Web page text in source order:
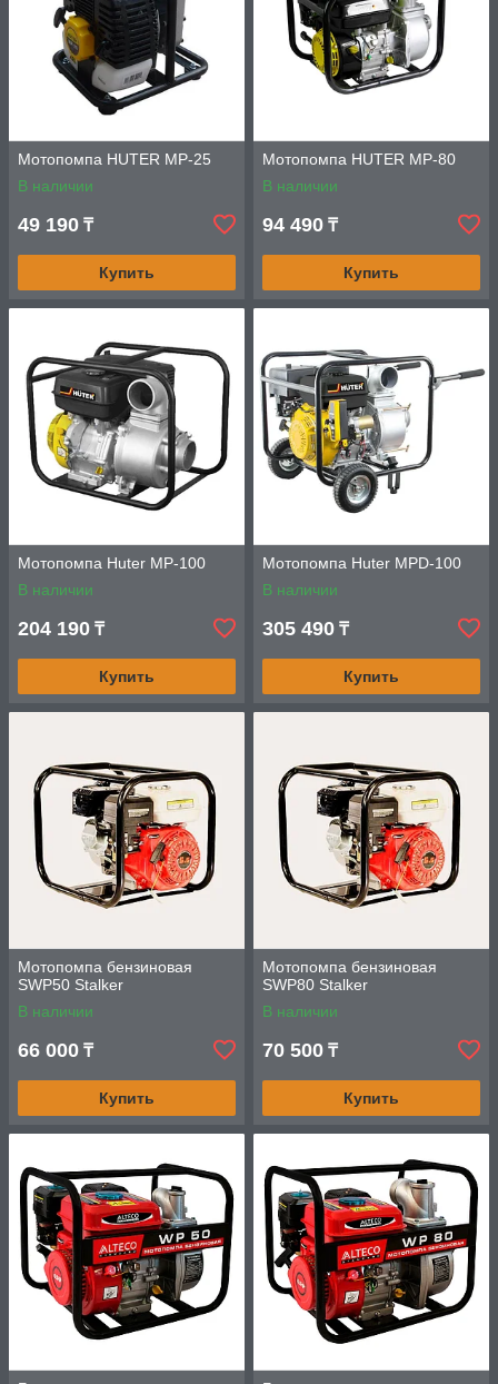
Мотопомпа HUTER MP-25
В наличии
49 190 ₸
Купить
Мотопомпа HUTER MP-80
В наличии
94 490 ₸
Купить
Мотопомпа Huter MP-100
В наличии
204 190 ₸
Купить
Мотопомпа Huter MPD-100
В наличии
305 490 ₸
Купить
Мотопомпа бензиновая
SWP50 Stalker
В наличии
66 000 ₸
Купить
Мотопомпа бензиновая
SWP80 Stalker
В наличии
70 500 ₸
Купить